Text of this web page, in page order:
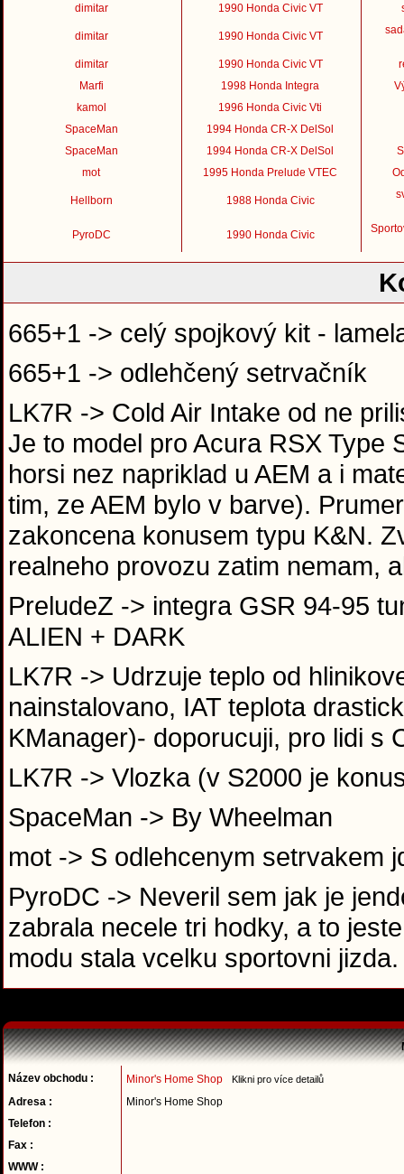
dimitar 1990 Honda Civic VT
dimitar 1990 Honda Civic VT
dimitar 1990 Honda Civic VT
Marfi
1998 Honda Integra
kamol
1996 Honda Civic Vti
SpaceMan
1994 Honda CR-X DelSol
SpaceMan
1994 Honda CR-X DelSol
mot
1995 Honda Prelude VTEC
Hellborn 1988 Honda Civic
PyroDC 1990 Honda Civic
665+1 -> celý spojkový kit -
665+1 -> odlehčený setrvačník
LK7R -> Cold Air Intake od ne
Je to model pro Acura RSX Type
horsi nez napriklad u AEM a i
tim, ze AEM bylo v barve).
zakoncena konusem typu K&N.
realneho provozu zatim nemam,
PreludeZ -> integra GSR 94-95
ALIEN + DARK
LK7R -> Udrzuje teplo od
nainstalovano, IAT teplota
KManager)- doporucuji, pro lidi s
LK7R -> Vlozka (v S2000 je
SpaceMan -> By Wheelman
mot -> S odlehcenym setrvakem
PyroDC -> Neveril sem jak je
zabrala necele tri hodky, a to
modu stala vcelku sportovni
Název obchodu : Minor's Home Shop Klikni pro více detailů
Adresa :
Minor's Home Shop
Telefon :
Fax :
WWW :